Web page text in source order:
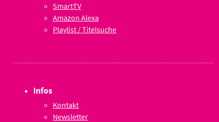
SmartTV
Amazon Alexa
Playlist / Titelsuche
Infos
Kontakt
Newsletter